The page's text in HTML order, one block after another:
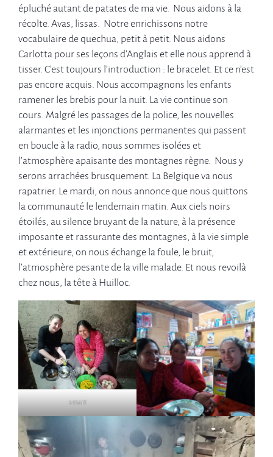
épluché autant de patates de ma vie. Nous aidons à la
récolte. Avas, lissas. Notre enrichissons notre
vocabulaire de quechua, petit à petit. Nous aidons
Carlotta pour ses leçons d’Anglais et elle nous apprend à
tisser. C’est toujours l’introduction : le bracelet. Et ce n’est
pas encore acquis. Nous accompagnons les enfants
ramener les brebis pour la nuit. La vie continue son
cours. Malgré les passages de la police, les nouvelles
alarmantes et les injonctions permanentes qui passent
en boucle à la radio, nous sommes isolées et
l’atmosphère apaisante des montagnes règne. Nous y
serons arrachées brusquement. La Belgique va nous
rapatrier. Le mardi, on nous annonce que nous quittons
la communauté le lendemain matin. Aux ciels noirs
étoilés, au silence bruyant de la nature, à la présence
imposante et rassurante des montagnes, à la vie simple
et extérieure, on nous échange la foule, le bruit,
l’atmosphère pesante de la ville malade. Et nous revoilà
chez nous, la tête à Huilloc.
smart